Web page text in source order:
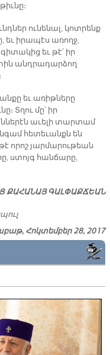
ունենալ, կոտրենք
եւ իրապէս առողջ,
եւ թէ՛ իր
անդրադարձող
եւ առիթները
Տղու մը՝ իր
աւելի տարտամ
հետեւանքն են
որոշ յարմարութեան
ստոյգ հանճարը,
ՔԱ­ՀԱ­ՆԱՅ ԳԱԼ­ՓԱՔ­ՃԵԱՆ
Հոկտեմբեր 28, 2017